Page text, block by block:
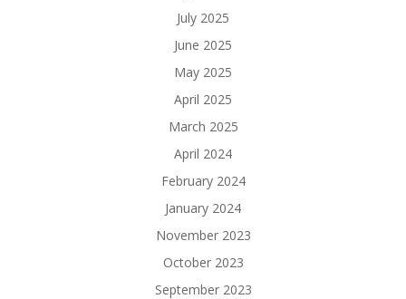
July 2025
June 2025
May 2025
April 2025
March 2025
April 2024
February 2024
January 2024
November 2023
October 2023
September 2023